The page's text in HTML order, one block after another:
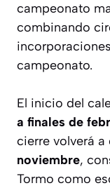
campeonato
combinando
campeonato.
El inicio del
a finales de
cierre volverá a
noviembre,
Tormo como